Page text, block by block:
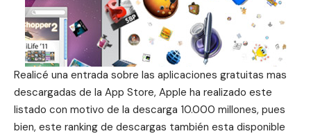
Realicé una entrada sobre las aplicaciones gratuitas mas
descargadas de la App Store, Apple ha realizado este
listado con motivo de la descarga 10.000 millones, pues
bien, este ranking de descargas también esta disponible